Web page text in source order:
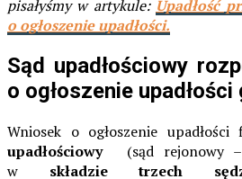
pisałyśmy w artykule: Upadłość
o ogłoszenie upadłości.
Sąd upadłościowy
o ogłoszenie
Wniosek o ogłoszenie upadłości
upadłościowy (sąd rejonowy –
w składzie trzech